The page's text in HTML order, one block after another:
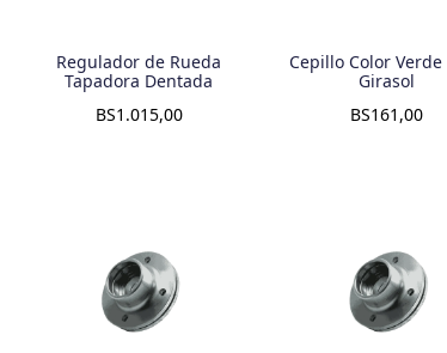
Regulador de Rueda
Tapadora Dentada
BS1.015,00
Cepillo Color
Girasol
BS161,00